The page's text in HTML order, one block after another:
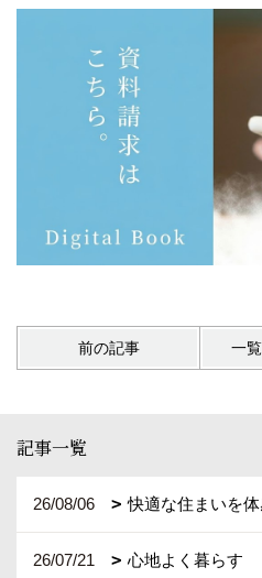
前の記事 一覧
記事一覧
26/08/06 快適な住まいを
26/07/21 心地よく暮らす